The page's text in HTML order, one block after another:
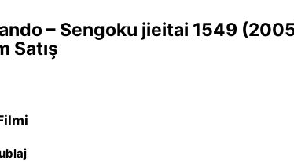
– Sengoku jieitai 1549
Satış